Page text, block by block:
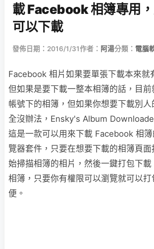
載 Facebook 相簿專用
可以下載
發佈日期：2016/1/31作者： 阿湯分類： 電腦
Facebook 相片如果要單張下載本來就
但如果是要下載一整本相簿的話，目
帳號下的相簿，但如果你想要下載別
全沒辦法，Ensky's Album
這是一款可以用來下載 Facebook 相
覽器套件，只要在想要下載的相簿頁面
始掃描相簿的相片，然後一鍵打包下
相簿，只要你有權限可以瀏覽就可以
便。